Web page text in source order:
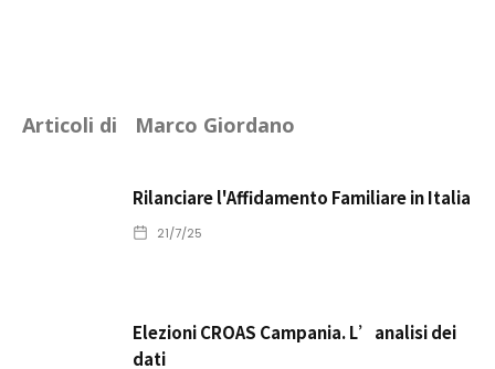
Articoli di Marco Giordano
Rilanciare l'Affidamento Familiare in Italia
21/7/25
Elezioni CROAS Campania. L’analisi dei
dati